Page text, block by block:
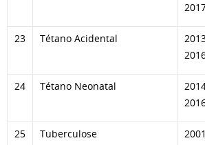
23 Tétano Acidental
24 Tétano Neonatal
25 Tuberculose